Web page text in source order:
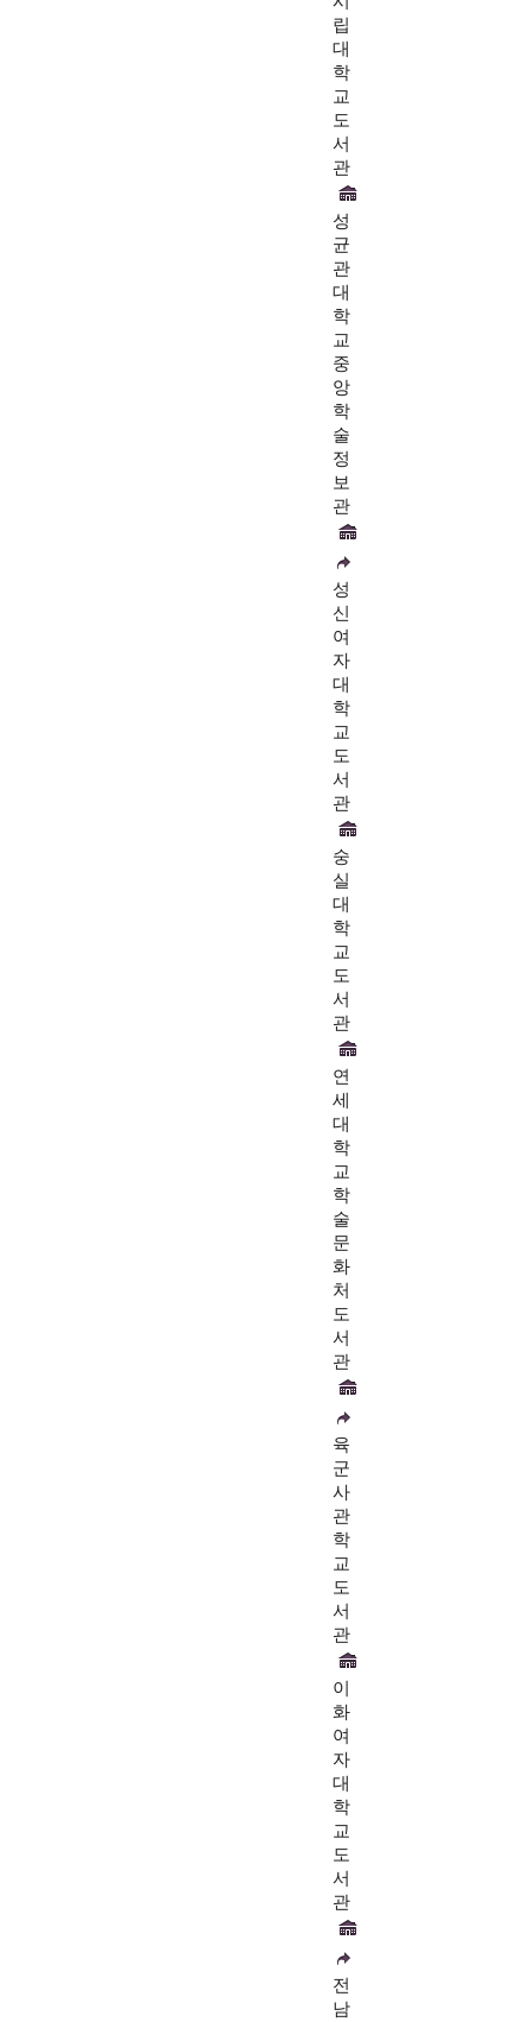
립
대
학
교
도
서
관
성
균
관
대
학
교
중
앙
학
술
정
보
관
성
신
여
자
대
학
교
도
서
관
숭
실
대
학
교
도
서
관
연
세
대
학
교
학
술
문
화
처
도
서
관
육
군
사
관
학
교
도
서
관
이
화
여
자
대
학
교
도
서
관
전
남